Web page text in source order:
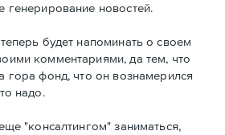
генерирование новостей.
будет напоминать о своем
комментариями, да тем, что
гора фонд, что он вознамерился
надо.
"консалтингом" заниматься,